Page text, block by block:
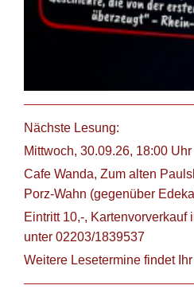
Nächste Lesung:
Mittwoch, 30.09.26, 18:00 Uhr
Cafe Wanda, Zum alten
Porz-Wahn (gegenüber
Eintritt 10,-, Kartenvorverkauf
unter 02203/1839537
Weitere Lesetermine findet